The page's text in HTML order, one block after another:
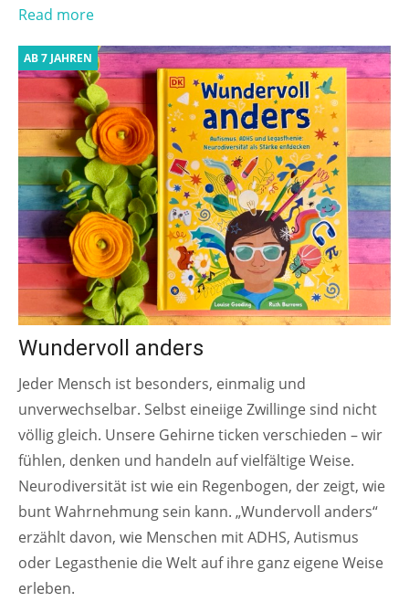
Read more
AB 7 JAHREN
Wundervoll anders
Jeder Mensch ist besonders, einmalig und
unverwechselbar. Selbst eineiige Zwillinge sind nicht
völlig gleich. Unsere Gehirne ticken verschieden – wir
fühlen, denken und handeln auf vielfältige Weise.
Neurodiversität ist wie ein Regenbogen, der zeigt, wie
bunt Wahrnehmung sein kann. „Wundervoll anders“
erzählt davon, wie Menschen mit ADHS, Autismus
oder Legasthenie die Welt auf ihre ganz eigene Weise
erleben.